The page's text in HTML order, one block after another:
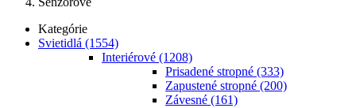
Kategórie
Svietidlá (1554)
Interiérové (1208)
Prisadené stropné (333)
Zapustené stropné (200)
Závesné (161)